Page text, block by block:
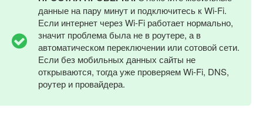
данные на пару минут и подключитесь к Wi-Fi.
Если интернет через Wi-Fi работает нормально,
значит проблема была не в роутере, а в
автоматическом переключении или сотовой сети.
Если без мобильных данных сайты не
открываются, тогда уже проверяем Wi-Fi, DNS,
роутер и провайдера.